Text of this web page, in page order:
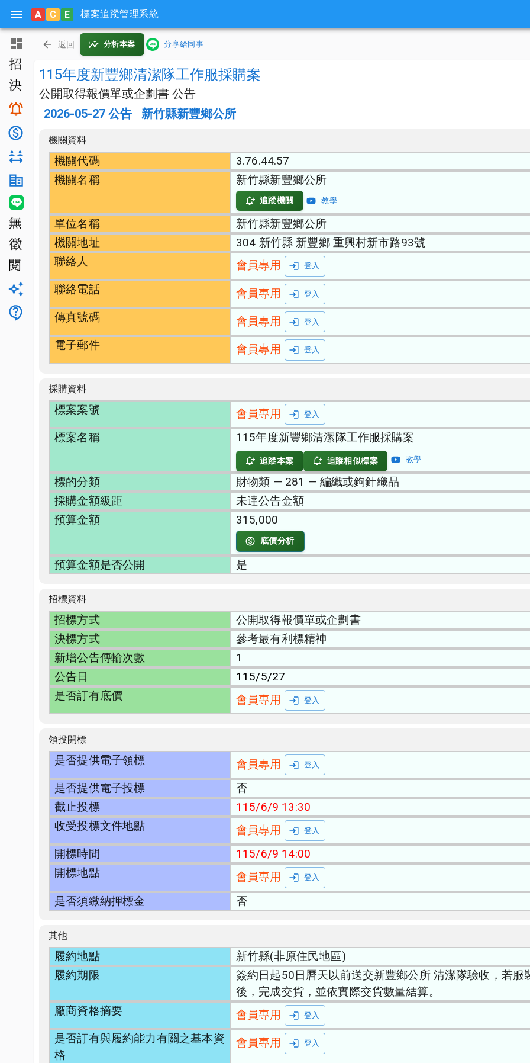
A C E 標案追蹤管理系統
主頁
招標公告
決標公告
搜尋與追蹤
對手分析
機關生態分析
無法決標
公開徵求
公開閱覽
升級方案
客服
返回 分析本案 分享給同事
115年度新豐鄉清潔隊工作服採購案
公開取得報價單或企劃書 公告
2026-05-27 公告 新竹縣新豐鄉公所
機關資料
機關代碼
3.76.44.57
機關名稱
新竹縣新豐鄉公所
追蹤機關 教學
單位名稱
新竹縣新豐鄉公所
機關地址
304 新竹縣 新豐鄉 重興村新市路93號
聯絡人
會員專用 登入
聯絡電話 會員專用 登入
傳真號碼 會員專用 登入
電子郵件 會員專用 登入
採購資料
標案案號 會員專用 登入
標案名稱 115年度新豐鄉清潔隊工作服採購案
追蹤本案 追蹤相似標案 教學
標的分類
財物類 — 281 — 編織或鉤針織品
採購金額級距
未達公告金額
預算金額
315,000
底價分析
預算金額是否公開 是
招標資料
招標方式
公開取得報價單或企劃書
決標方式
參考最有利標精神
新增公告傳輸次數
1
公告日
115/5/27
是否訂有底價
會員專用 登入
領投開標
是否提供電子領標 會員專用 登入
是否提供電子投標
否
截止投標
115/6/9 13:30
收受投標文件地點
會員專用 登入
開標時間
115/6/9 14:00
開標地點
會員專用 登入
是否須繳納押標金 否
其他
履約地點
新竹縣(非原住民地區)
履約期限
簽約日起50日曆天以前送交新豐鄉公所 清潔隊驗收，若
後，完成交貨，並依實際交貨數量結算。
廠商資格摘要
會員專用 登入
是否訂有與履約能力有關之基本資
格
會員專用 登入